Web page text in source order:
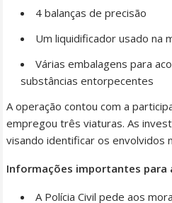
4 balanças de precisão
Um liquidificador usado na
Várias embalagens para
substâncias entorpecentes
A operação contou com a
empregou três viaturas. As
visando identificar os envolvidos
Informações importantes para
A Polícia Civil pede aos